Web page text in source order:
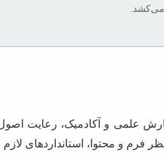
می‌کشد.
فرم و محتوا، استانداردهای لازم